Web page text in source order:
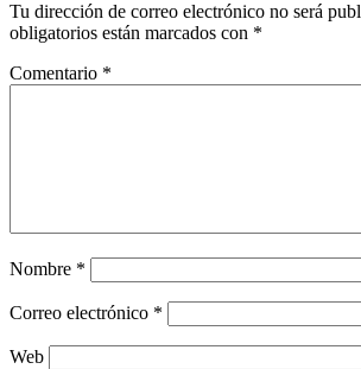
Tu dirección de correo electrónico no será
obligatorios están marcados con *
Comentario *
Nombre *
Correo electrónico *
Web